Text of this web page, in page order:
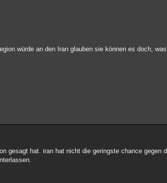
würde an den Iran glauben sie können es doch,
gesagt hat. iran hat nicht die geringste chance gegen